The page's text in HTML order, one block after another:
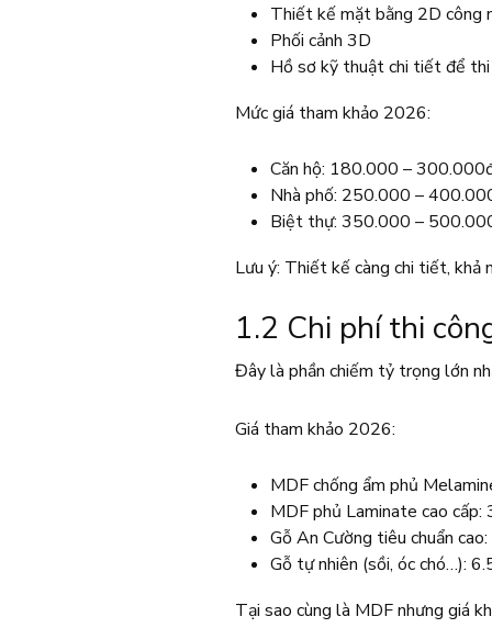
Thiết kế mặt bằng 2D công
Phối cảnh 3D
Hồ sơ kỹ thuật chi tiết để
Mức giá tham khảo 2026:
Căn hộ: 180.000 –
Nhà phố: 250.000 –
Biệt thự: 350.000 –
Lưu ý: Thiết kế càng chi tiết, khả
1.2 Chi phí thi
Đây là phần chiếm tỷ trọng lớn
Giá tham khảo 2026:
MDF chống ẩm phủ
MDF phủ Laminate cao
Gỗ An Cường tiêu chuẩn
Gỗ tự nhiên (sồi, óc chó…):
Tại sao cùng là MDF nhưng giá